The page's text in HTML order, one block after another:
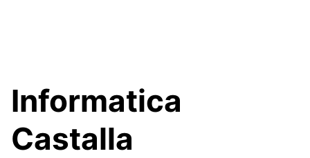
Informatica
Castalla